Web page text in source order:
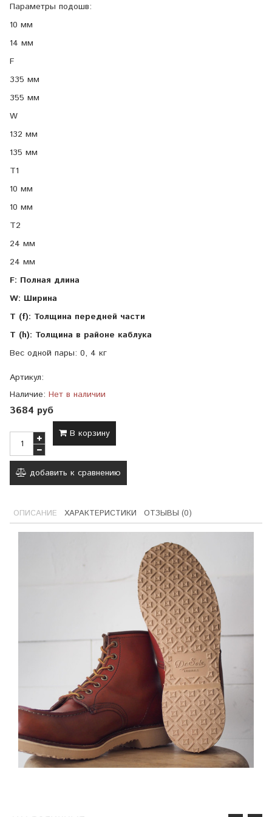
Параметры подошв:
10 мм
14 мм
F
335 мм
355 мм
W
132 мм
135 мм
T1
10 мм
10 мм
T2
24 мм
24 мм
F: Полная длина
W: Ширина
T (f): Толщина передней части
T (h): Толщина в районе каблука
Вес одной пары: 0, 4 кг
Артикул:
Наличие: Нет в наличии
3684 руб
В корзину
добавить к сравнению
ОПИСАНИЕ ХАРАКТЕРИСТИКИ ОТЗЫВЫ (0)